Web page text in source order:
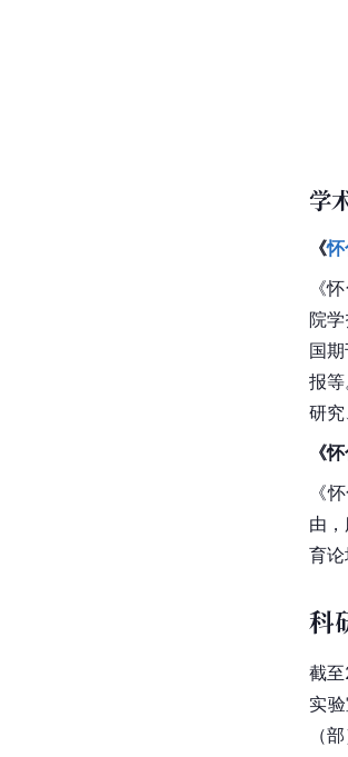
学
《
《
院
国
报
研
《
《
由
育论
科
截
实
（